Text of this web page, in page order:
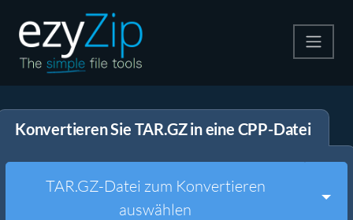
Entpacken
Konvertieren Sie TAR.GZ in eine CPP-Datei
TAR.GZ-Datei zum Konvertieren
auswählen